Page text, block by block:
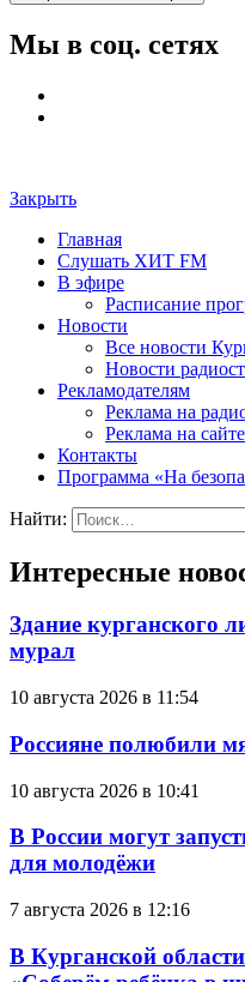
Мы в соц. сетях
Закрыть
Главная
Слушать ХИТ FM
В эфире
Расписание
Новости
Все новости
Новости
Рекламодателям
Реклама на
Реклама на сайте
Контакты
Программа «На
Найти:
Интересные
Здание курганского
мурал
10 августа 2026 в 11:54
Россияне полюбили
10 августа 2026 в 10:41
В России могут
для молодёжи
7 августа 2026 в 12:16
В Курганской